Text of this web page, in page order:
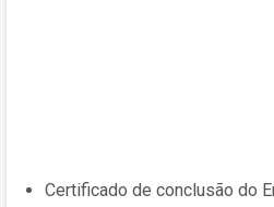
Certificado de conclusão do